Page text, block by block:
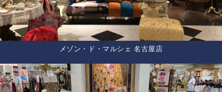
メゾン・ド・マルシェ 名古屋店